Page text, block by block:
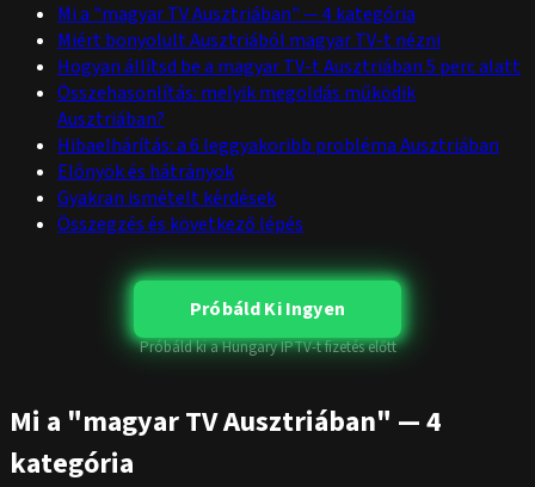
Mi a "magyar TV Ausztriában" — 4 kategória
Miért bonyolult Ausztriából magyar TV-t nézni
Hogyan állítsd be a magyar TV-t Ausztriában 5 perc alatt
Összehasonlítás: melyik megoldás működik
Ausztriában?
Hibaelhárítás: a 6 leggyakoribb probléma Ausztriában
Előnyök és hátrányok
Gyakran ismételt kérdések
Összegzés és következő lépés
Próbáld Ki Ingyen
Próbáld ki a Hungary IPTV-t fizetés előtt
Mi a "magyar TV Ausztriában" — 4
kategória